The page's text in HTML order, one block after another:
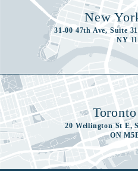
New
31-00 47th Ave, Suite
NY
20 Wellington St E,
ON